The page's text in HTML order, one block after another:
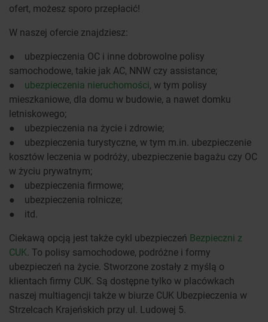
ofert, możesz sporo przepłacić!
W naszej ofercie znajdziesz:
● ubezpieczenia OC i inne dobrowolne polisy
samochodowe, takie jak AC, NNW czy assistance;
● ubezpieczenia nieruchomości, w tym polisy
mieszkaniowe, dla domu w budowie, a nawet domku
letniskowego;
● ubezpieczenia na życie i zdrowie;
● ubezpieczenia turystyczne, w tym m.in. ubezpieczenie
kosztów leczenia w podróży, ubezpieczenie bagażu czy OC
w życiu prywatnym;
● ubezpieczenia firmowe;
● ubezpieczenia rolnicze;
● itd.
Ciekawą opcją jest także cykl ubezpieczeń Bezpieczni z
CUK. To polisy samochodowe, podróżne i formy
ubezpieczeń na życie. Stworzone zostały z myślą o
klientach firmy CUK. Są dostępne tylko w placówkach
naszej multiagencji także w biurze CUK Ubezpieczenia w
Strzelcach Krajeńskich przy ul. Ludowej 5.